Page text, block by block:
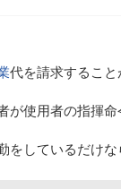
代を請求するこ
が使用者の指揮
をしているだけ